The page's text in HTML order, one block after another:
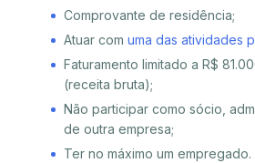
Comprovante de residência;
Atuar com uma das atividades
Faturamento limitado a R$
(receita bruta);
Não participar como sócio,
de outra empresa;
Ter no máximo um empregado.